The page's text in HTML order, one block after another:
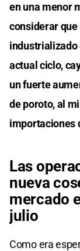
en una menor
considerar
industrializado
actual ciclo,
un fuerte
de poroto, al
importaciones
Las
nueva
mercado
julio
Como era